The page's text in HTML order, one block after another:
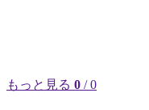
もっと見る 0 / 0